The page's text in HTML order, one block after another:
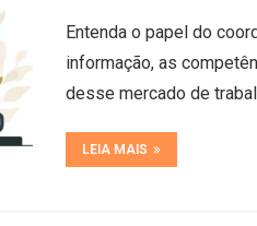
Entenda o papel do
informação, as
desse mercado de
LEIA MAIS